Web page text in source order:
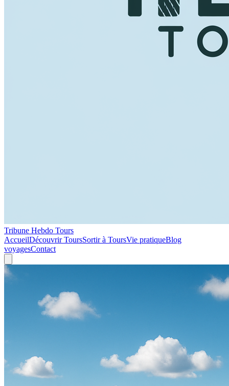
Tribune Hebdo Tours
AccueilDécouvrir ToursSortir à ToursVie pratiqueBlog
voyagesContact